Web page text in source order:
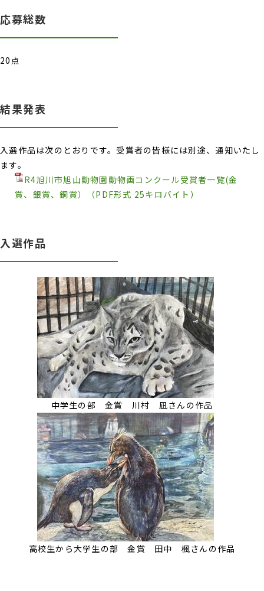
応募総数
20点
結果発表
入選作品は次のとおりです。受賞者の皆様には別途、通知いたし
ます。
R4旭川市旭山動物園動物画コンクール受賞者一覧(金
賞、銀賞、銅賞）（PDF形式 25キロバイト）
入選作品
中学生の部 金賞 川村 凪さんの作品
高校生から大学生の部 金賞 田中 楓さんの作品